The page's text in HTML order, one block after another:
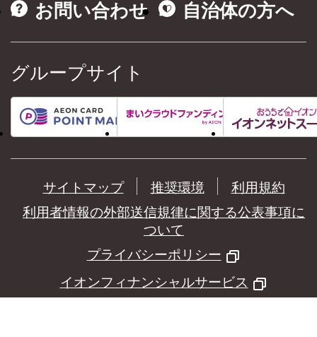
お問い合わせ
自治体の方へ
グループサイト
サイトマップ 推奨環境
利用規約
利用者情報の外部送信規律に関する公表事項に
ついて
プライバシーポリシー
イオンフィナンシャルサービス